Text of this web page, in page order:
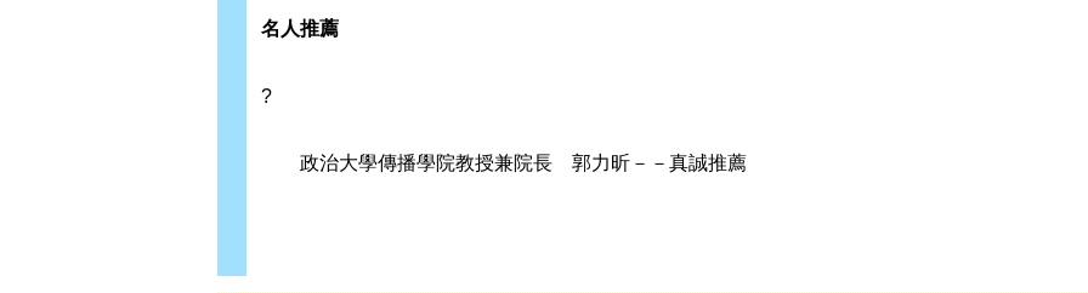
名人推薦
?
政治大學傳播學院教授兼院長 郭力昕－－真誠推薦